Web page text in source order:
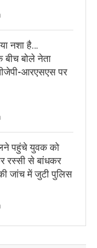
नशा है…
बीच बोले नेता
आरएसएस पर
पहुंचे युवक को
रस्सी से बांधकर
जांच में जुटी पुलिस